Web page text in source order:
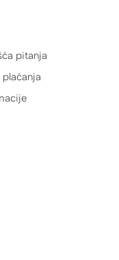
pitanja
plaćanja